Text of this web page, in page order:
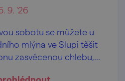
9. '26
sobotu se můžete u
mlýna ve Slupi těšit
zasvěcenou chlebu,